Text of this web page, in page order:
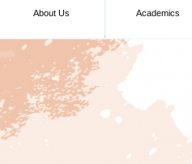
About Us Academics